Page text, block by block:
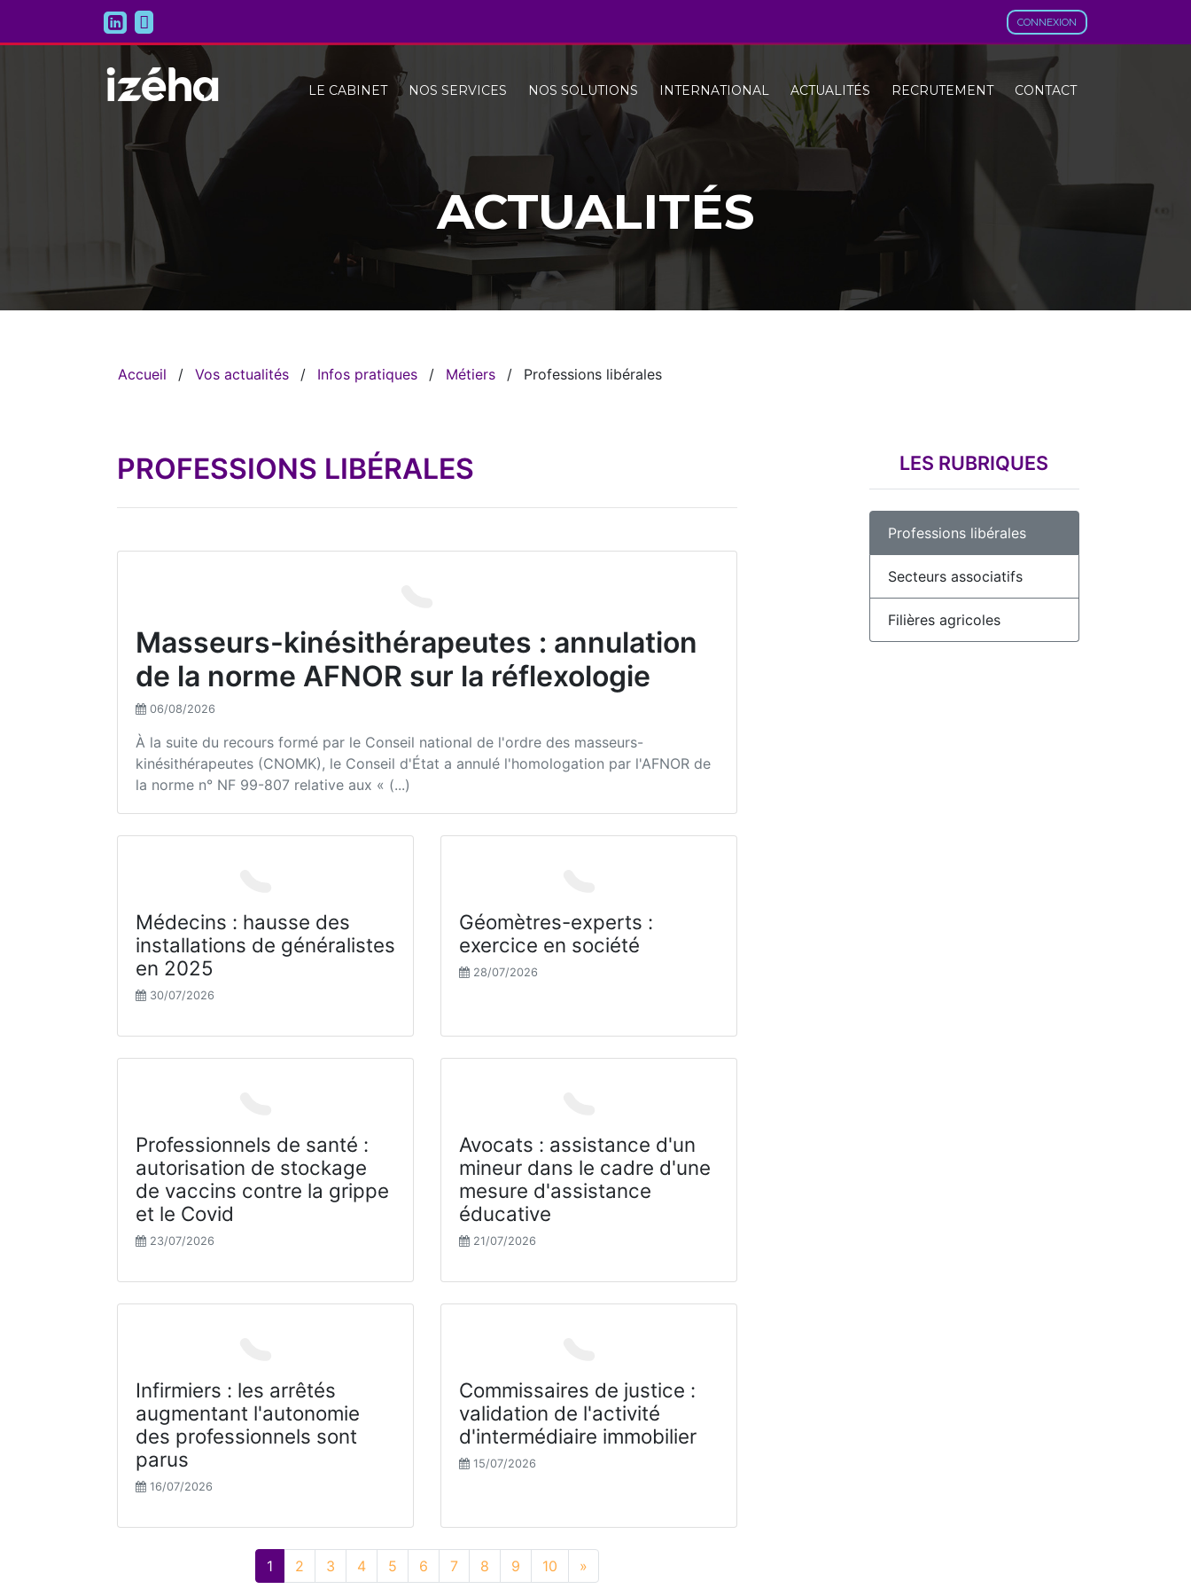
CONNEXION
LE CABINET NOS SERVICES NOS SOLUTIONS INTERNATIONAL ACTUALITÉS RECRUTEMENT CONTACT
ACTUALITÉS
Accueil / Vos actualités / Infos pratiques / Métiers / Professions libérales
PROFESSIONS LIBÉRALES
Masseurs-kinésithérapeutes : annulation
de la norme AFNOR sur la réflexologie
06/08/2026
À la suite du recours formé par le Conseil national de l'ordre des masseurs-
kinésithérapeutes (CNOMK), le Conseil d'État a annulé l'homologation par l'AFNOR de
la norme n° NF 99-807 relative aux « (...)
Médecins : hausse des
installations de généralistes
en 2025
30/07/2026
Géomètres-experts :
exercice en société
28/07/2026
Professionnels de santé :
autorisation de stockage
de vaccins contre la grippe
et le Covid
23/07/2026
Avocats : assistance d'un
mineur dans le cadre d'une
mesure d'assistance
éducative
21/07/2026
Infirmiers : les arrêtés
augmentant l'autonomie
des professionnels sont
parus
16/07/2026
Commissaires de justice :
validation de l'activité
d'intermédiaire immobilier
15/07/2026
1 2 3 4 5 6 7 8 9 10 »
LES RUBRIQUES
Professions libérales
Secteurs associatifs
Filières agricoles